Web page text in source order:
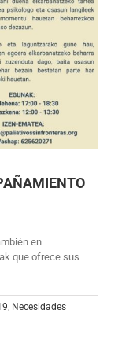
en
que ofrece sus
Necesidades